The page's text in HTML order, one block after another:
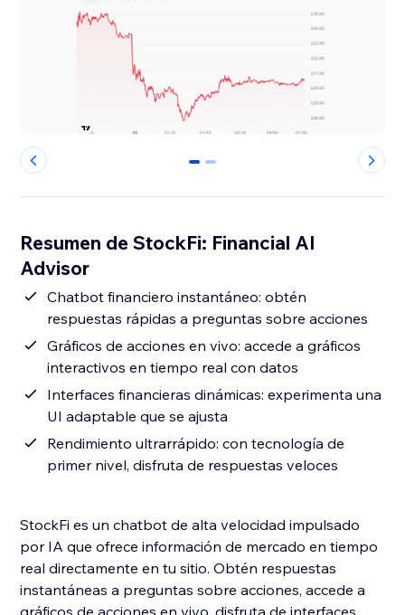
0 1
Resumen de StockFi: Financial AI
Advisor
Chatbot financiero instantáneo: obtén
respuestas rápidas a preguntas sobre acciones
Gráficos de acciones en vivo: accede a gráficos
interactivos en tiempo real con datos
Interfaces financieras dinámicas: experimenta una
UI adaptable que se ajusta
Rendimiento ultrarrápido: con tecnología de
primer nivel, disfruta de respuestas veloces
StockFi es un chatbot de alta velocidad impulsado
por IA que ofrece información de mercado en tiempo
real directamente en tu sitio. Obtén respuestas
instantáneas a preguntas sobre acciones, accede a